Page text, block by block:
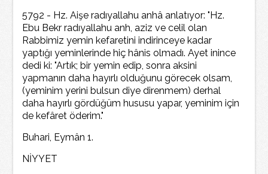
5792 - Hz. Aişe radıyallahu anhâ anlatıyor: "Hz.
Ebu Bekr radıyallahu anh, aziz ve celil olan
Rabbimiz yemin kefaretini indirinceye kadar
yaptığı yeminlerinde hiç hânis olmadı. Ayet inince
dedi ki: "Artık; bir yemin edip, sonra aksini
yapmanın daha hayırlı olduğunu görecek olsam,
(yeminim yerini bulsun diye direnmem) derhal
daha hayırlı gördüğüm hususu yapar, yeminim için
de kefâret öderim."
Buhari, Eymân 1.
NİYYET